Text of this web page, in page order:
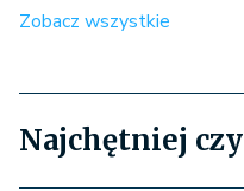
Zobacz wszystkie
Najchętniej